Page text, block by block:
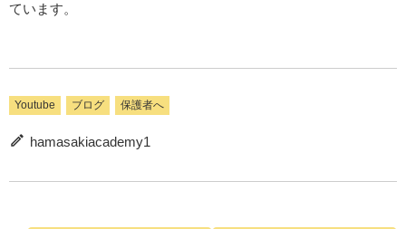
ています。
Youtube ブログ 保護者へ
hamasakiacademy1